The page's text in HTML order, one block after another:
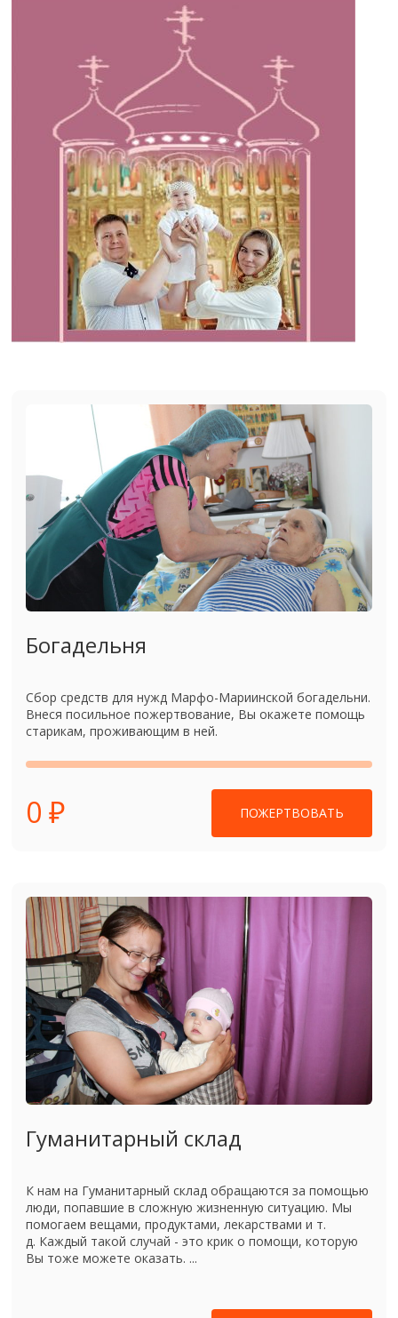
Богадельня
Сбор средств для нужд Марфо-Мариинской богадельни.
Внеся посильное пожертвование, Вы окажете помощь
старикам, проживающим в ней.
0 ₽ ПОЖЕРТВОВАТЬ
Гуманитарный склад
К нам на Гуманитарный склад обращаются за помощью
люди, попавшие в сложную жизненную ситуацию. Мы
помогаем вещами, продуктами, лекарствами и т.
д. Каждый такой случай - это крик о помощи, которую
Вы тоже можете оказать. ...